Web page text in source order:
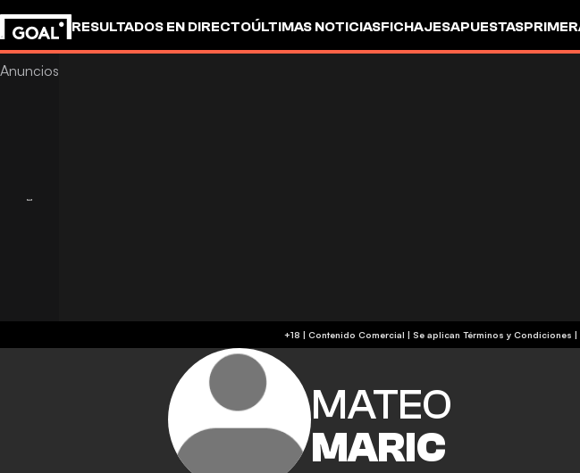
RESULTADOS EN DIRECTOÚLTIMAS NOTICIASFICHAJESAPUESTAS
+18 | Contenido Comercial | Se aplican Términos y
MATEO
MARIC